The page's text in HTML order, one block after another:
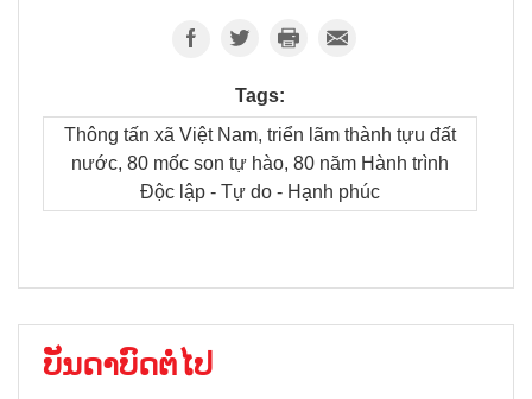
Tags:
Thông tấn xã Việt Nam, triển lãm thành tựu đất
nước, 80 mốc son tự hào, 80 năm Hành trình
Độc lập - Tự do - Hạnh phúc
ບັນດາບົດຕໍ່ໄປ